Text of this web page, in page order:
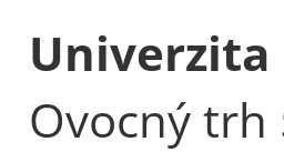
Univerzita
Ovocný trh